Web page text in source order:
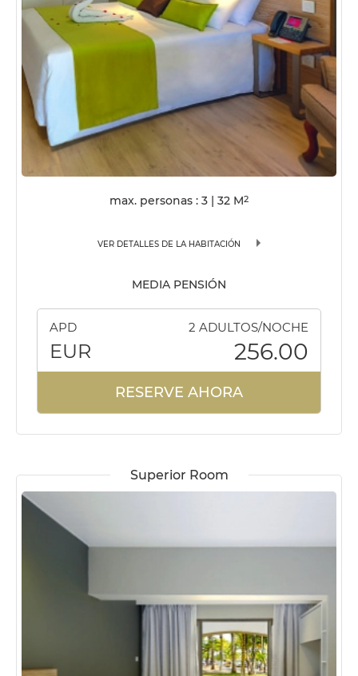
max. personas : 3 32 M2
VER DETALLES DE LA HABITACIÓN
MEDIA PENSIÓN
APD 2 ADULTOS/NOCHE
EUR 256.00
RESERVE AHORA
Superior Room